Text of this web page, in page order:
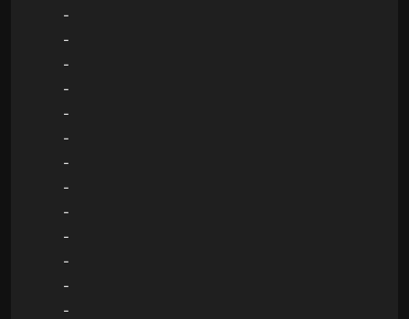
-
-
-
-
-
-
-
-
-
-
-
-
-